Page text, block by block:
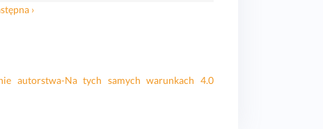
›
autorstwa-Na tych samych warunkach 4.0